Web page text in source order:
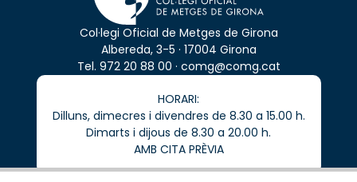
Col·legi Oficial de Metges de Girona
Albereda, 3-5 · 17004 Girona
Tel. 972 20 88 00 · comg@comg.cat
HORARI:
Dilluns, dimecres i divendres de 8.30 a 15.00 h.
Dimarts i dijous de 8.30 a 20.00 h.
AMB CITA PRÈVIA